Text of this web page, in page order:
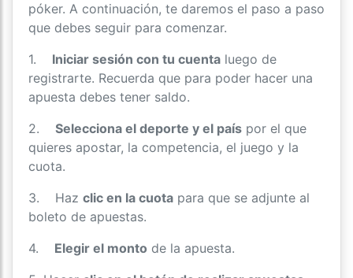
póker. A continuación, te daremos el paso a paso
que debes seguir para comenzar.
1. Iniciar sesión con tu cuenta luego de
registrarte. Recuerda que para poder hacer una
apuesta debes tener saldo.
2. Selecciona el deporte y el país por el que
quieres apostar, la competencia, el juego y la
cuota.
3. Haz clic en la cuota para que se adjunte al
boleto de apuestas.
4. Elegir el monto de la apuesta.